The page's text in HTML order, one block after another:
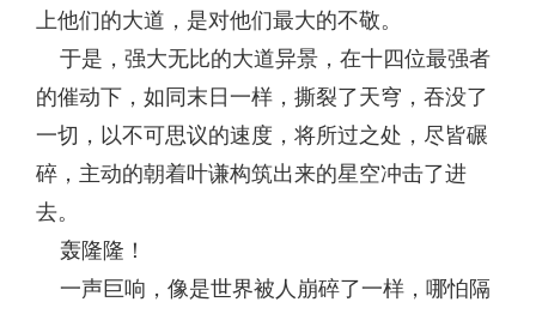
上他们的大道，是对他们最大的不敬。
于是，强大无比的大道异景，在十四位最强者
的催动下，如同末日一样，撕裂了天穹，吞没了
一切，以不可思议的速度，将所过之处，尽皆碾
碎，主动的朝着叶谦构筑出来的星空冲击了进
去。
轰隆隆！
一声巨响，像是世界被人崩碎了一样，哪怕隔